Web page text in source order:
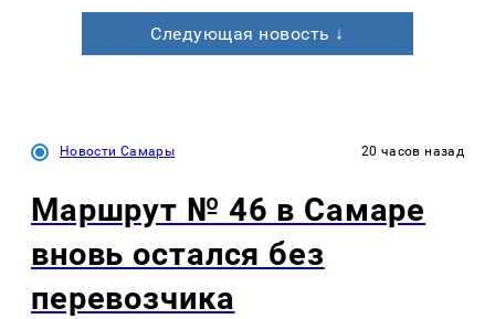
Следующая новость ↓
Новости Самары 20 часов назад
Маршрут № 46 в Самаре
вновь остался без
перевозчика